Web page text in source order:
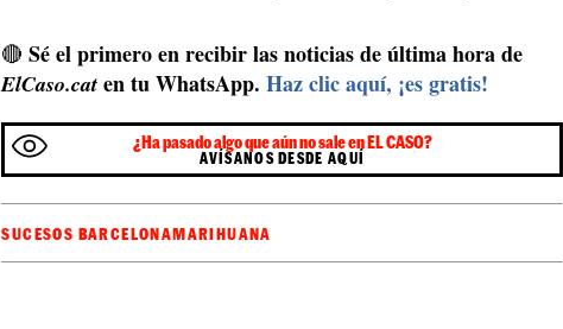
🔴Sé el primero en recibir las noticias de última hora de
ElCaso.cat en tu WhatsApp.Haz clic aquí, ¡es gratis!
¿Ha pasado algo que aún no sale en EL CASO?
AVÍSANOS DESDE AQUÍ
SUCESOS BARCELONAMARIHUANA